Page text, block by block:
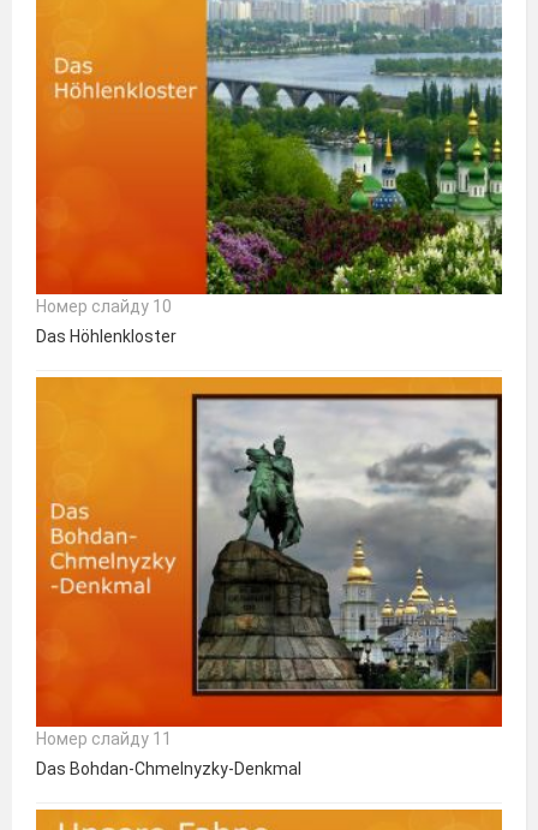
Номер слайду 10
Das Höhlenkloster
Номер слайду 11
Das Bohdan-Chmelnyzky-Denkmal